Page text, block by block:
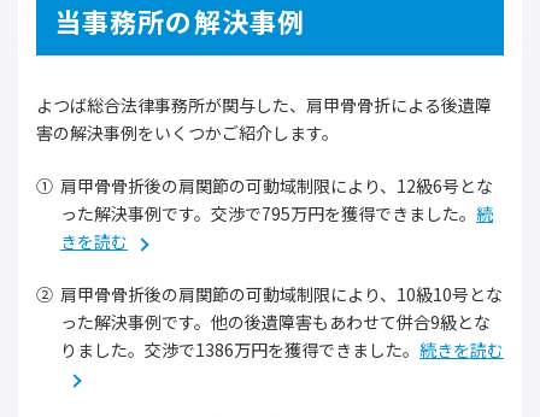
当事務所の解決事例
よつば総合法律事務所が関与した、肩甲骨骨折による後遺障
害の解決事例をいくつかご紹介します。
肩甲骨骨折後の肩関節の可動域制限により、12級6号とな
った解決事例です。交渉で795万円を獲得できました。 続
きを読む
肩甲骨骨折後の肩関節の可動域制限により、10級10号とな
った解決事例です。他の後遺障害もあわせて併合9級とな
りました。交渉で1386万円を獲得できました。 続きを読む